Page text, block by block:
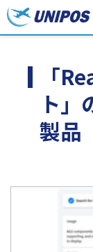
「
ト」
製品